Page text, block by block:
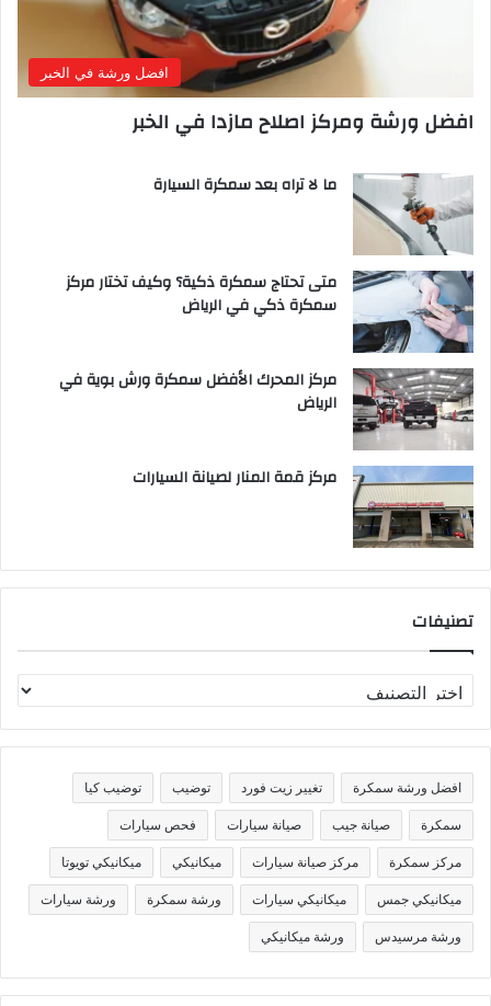
افضل ورشة في الخبر
افضل ورشة ومركز اصلاح مازدا في الخبر
ما لا تراه بعد سمكرة السيارة
متى تحتاج سمكرة ذكية؟ وكيف تختار مركز
سمكرة ذكي في الرياض
مركز المحرك الأفضل سمكرة ورش بوية في
الرياض
مركز قمة المنار لصيانة السيارات
تصنيفات
ص
ن
ف
ا
افضل ورشة سمكرة تغيير زيت فورد توضيب توضيب كيا
سمكرة صيانة جيب صيانة سيارات فحص سيارات
مركز سمكرة مركز صيانة سيارات ميكانيكي ميكانيكي تويوتا
ميكانيكي جمس ميكانيكي سيارات ورشة سمكرة ورشة سيارات
ورشة مرسيدس ورشة ميكانيكي